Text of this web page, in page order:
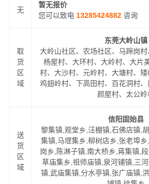
无
暂无报价
您可以致电 13285424882 咨询
取
货
区
域
东莞大岭山镇
大岭山社区、农场社区、马蹄岗村
杨屋村、大环村、大岭村、大片
村、大沙村、元岭村、大塘村、矮
鸡翅岭村、下高田村、百花洞村、
颜屋村、太公岭
送
货
区
域
信阳固始县
黎集镇,观堂乡,汪棚镇,石佛店镇,
集镇,马堽集乡,柳树店乡,张老埠
岗乡,陈淋子镇,南大桥乡,蒋集镇,
草庙集乡,祖师庙镇,泉河铺镇,三
镇,武庙集镇,分水亭镇,张广庙镇,